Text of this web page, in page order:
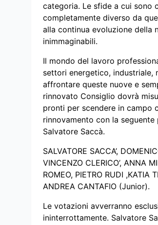
categoria. Le sfide a cui sono
completamente diverso da
alla continua evoluzione della
inimmaginabili.
Il mondo del lavoro
settori energetico, industriale,
affrontare queste nuove e
rinnovato Consiglio dovrà
pronti per scendere in campo
rinnovamento con la
Salvatore Saccà.
SALVATORE SACCA’,
VINCENZO CLERICO’, ANNA
ROMEO, PIETRO RUDI ,KATIA
ANDREA CANTAFIO (Junior).
Le votazioni avverranno
ininterrottamente. Salvatore